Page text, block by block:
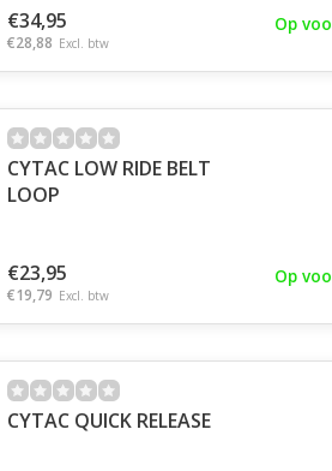
€34,95
€28,88 Excl. btw
Op
CYTAC LOW RIDE BELT
LOOP
€23,95
€19,79 Excl. btw
Op
CYTAC QUICK RELEASE